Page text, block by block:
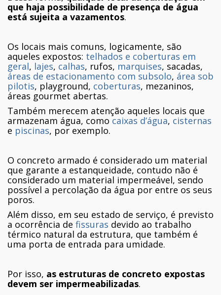
que haja possibilidade de presença de água
está sujeita a vazamentos.
Os locais mais comuns, logicamente, são
aqueles expostos: telhados e coberturas em
geral, lajes, calhas, rufos, marquises, sacadas,
áreas de estacionamento com subsolo, área sob
pilotis, playground, coberturas, mezaninos,
áreas gourmet abertas.
Também merecem atenção aqueles locais que
armazenam água, como caixas d’água, cisternas
e piscinas, por exemplo.
O concreto armado é considerado um material
que garante a estanqueidade, contudo não é
considerado um material impermeável, sendo
possível a percolação da água por entre os seus
poros.
Além disso, em seu estado de serviço, é previsto
a ocorrência de fissuras devido ao trabalho
térmico natural da estrutura, que também é
uma porta de entrada para umidade.
Por isso, as estruturas de concreto expostas
devem ser impermeabilizadas.